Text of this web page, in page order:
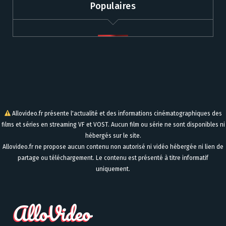
Populaires
Allovideo.fr présente l'actualité et des informations cinématographiques des
films et séries en streaming VF et VOST. Aucun film ou série ne sont disponibles ni
hébergés sur le site.
Allovideo.fr ne propose aucun contenu non autorisé ni vidéo hébergée ni lien de
partage ou téléchargement. Le contenu est présenté à titre informatif
uniquement.